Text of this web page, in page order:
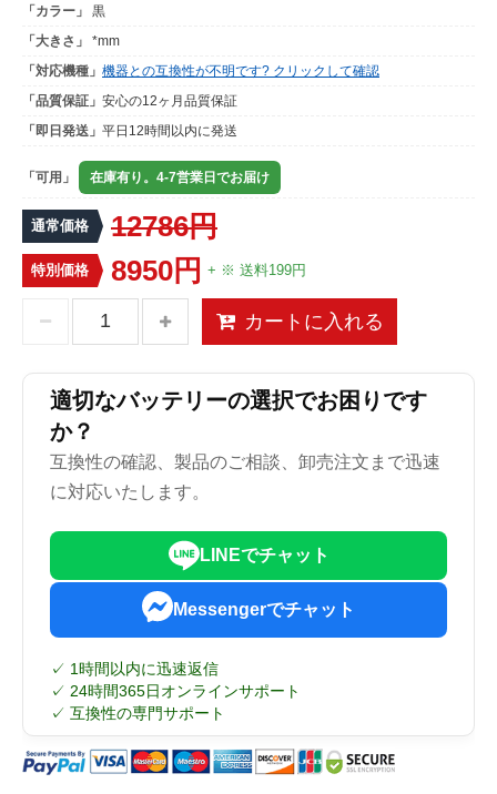
「カラー」
黒
「大きさ」
*mm
「対応機種」 機器との互換性が不明です? クリックして確認
「品質保証」 安心の12ヶ月品質保証
「即日発送」 平日12時間以内に発送
「可用」 在庫有り。4-7営業日でお届け
通常価格 12786円
特別価格 8950円 + ※ 送料199円
カートに入れる
適切なバッテリーの選択でお困りです
か？
互換性の確認、製品のご相談、卸売注文まで迅速
に対応いたします。
LINEでチャット
Messengerでチャット
✓ 1時間以内に迅速返信
✓ 24時間365日オンラインサポート
✓ 互換性の専門サポート